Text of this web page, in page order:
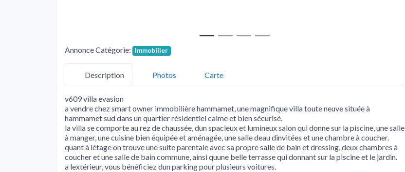
Annonce Catégorie: Immobilier
Description Photos Carte
v609 villa evasion
a vendre chez smart owner immobilière hammamet, une magnifique villa toute neuve située à
hammamet sud dans un quartier résidentiel calme et bien sécurisé.
la villa se comporte au rez de chaussée, dun spacieux et lumineux salon qui donne sur la piscine, une salle
à manger, une cuisine bien équipée et aménagée, une salle deau dinvitées et une chambre à coucher.
quant à létage on trouve une suite parentale avec sa propre salle de bain et dressing, deux chambres à
coucher et une salle de bain commune, ainsi quune belle terrasse qui donnant sur la piscine et le jardin.
a lextérieur, vous bénéficiez dun parking pour plusieurs voitures.